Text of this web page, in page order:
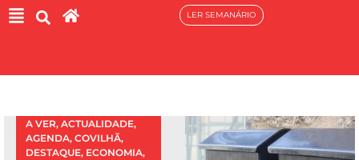
LER SEMANÁRIO
A VER, ACTUALIDADE,
AGENDA, COVILHÃ,
DESTAQUE, ECONOMIA,